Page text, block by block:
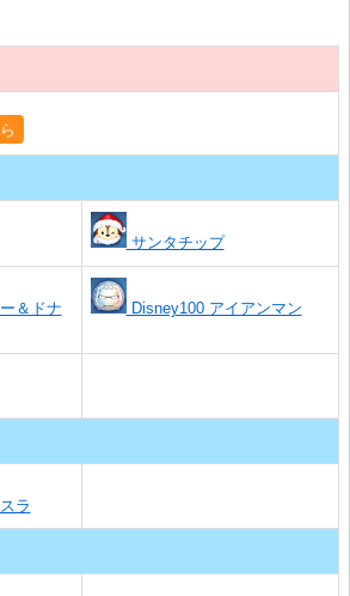
サンタチップ
＆ドナ
Disney100 アイアンマン
ラ